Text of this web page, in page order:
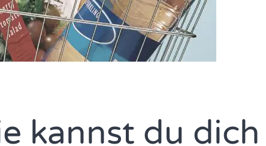
kannst du dich